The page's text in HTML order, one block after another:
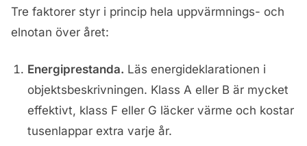
Tre faktorer styr i princip hela uppvärmnings- och
elnotan över året:
Energiprestanda. Läs energideklarationen i
objektsbeskrivningen. Klass A eller B är mycket
effektivt, klass F eller G läcker värme och kostar
tusenlappar extra varje år.